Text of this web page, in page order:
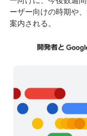
ーザー向けの時期や
案内される。